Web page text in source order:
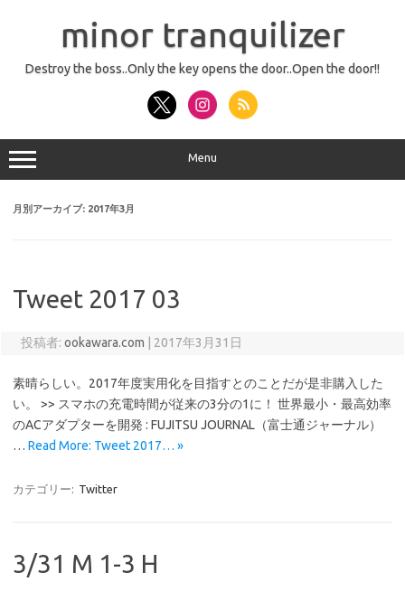
minor tranquilizer
Destroy the boss..Only the key opens the door..Open the door!!
Menu
月別アーカイブ: 2017年3月
Tweet 2017 03
投稿者: ookawara.com 2017年3月31日
素晴らしい。2017年度実用化を目指すとのことだが是非購入した
い。 >> スマホの充電時間が従来の3分の1に！ 世界最小・最高効率
のACアダプターを開発 : FUJITSU JOURNAL（富士通ジャーナル）
… Read More: Tweet 2017… »
カテゴリー: Twitter
3/31 M 1-3 H